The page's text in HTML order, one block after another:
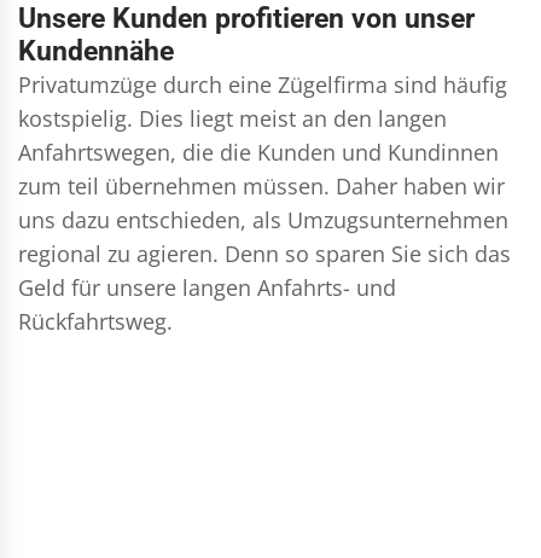
Unsere Kunden profitieren von unser
Kundennähe
Privatumzüge durch eine Zügelfirma sind häufig
kostspielig. Dies liegt meist an den langen
Anfahrtswegen, die die Kunden und Kundinnen
zum teil übernehmen müssen. Daher haben wir
uns dazu entschieden, als Umzugsunternehmen
regional zu agieren. Denn so sparen Sie sich das
Geld für unsere langen Anfahrts- und
Rückfahrtsweg.